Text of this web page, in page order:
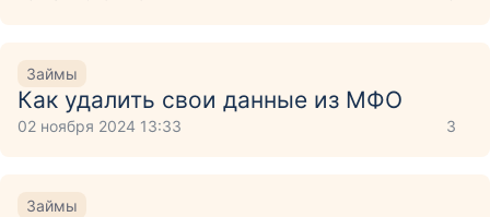
Займы
Как удалить свои данные из МФО
02 ноября 2024 13:33 3
Займы